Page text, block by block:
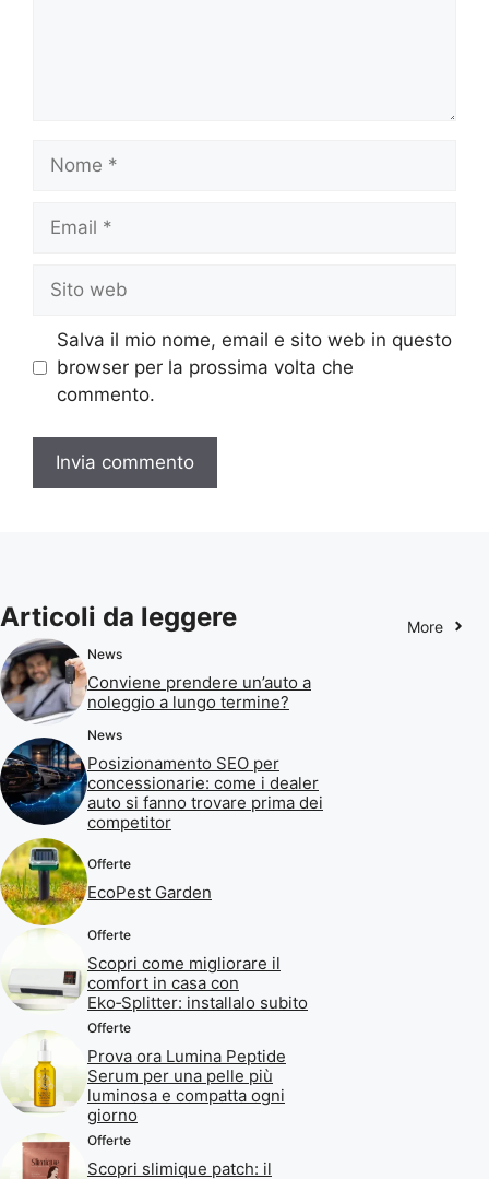
Nome
Email
Sito
web
Salva il mio nome, email e sito web in questo
browser per la prossima volta che
commento.
Articoli da leggere More
News
Conviene prendere un’auto a
noleggio a lungo termine?
News
Posizionamento SEO per
concessionarie: come i dealer
auto si fanno trovare prima dei
competitor
Offerte
EcoPest Garden
Offerte
Scopri come migliorare il
comfort in casa con
Eko‑Splitter: installalo subito
Offerte
Prova ora Lumina Peptide
Serum per una pelle più
luminosa e compatta ogni
giorno
Offerte
Scopri slimique patch: il